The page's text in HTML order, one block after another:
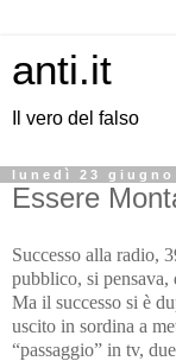
anti.it
Il vero del falso
lunedì 23 giugno
Essere
Successo alla radio,
pubblico, si pensava,
Ma il successo si è
uscito in sordina a
“passaggio” in tv,